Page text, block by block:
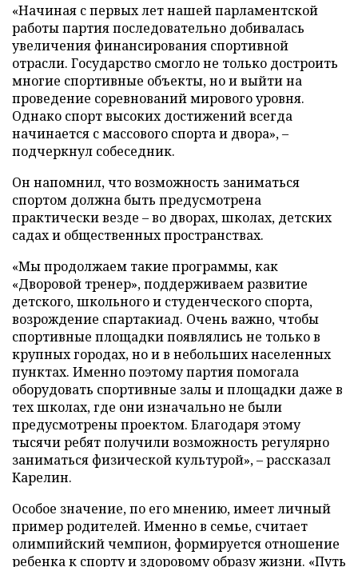
«Начиная с первых лет нашей парламентской
работы партия последовательно добивалась
увеличения финансирования спортивной
отрасли. Государство смогло не только достроить
многие спортивные объекты, но и выйти на
проведение соревнований мирового уровня.
Однако спорт высоких достижений всегда
начинается с массового спорта и двора», –
подчеркнул собеседник.
Он напомнил, что возможность заниматься
спортом должна быть предусмотрена
практически везде – во дворах, школах, детских
садах и общественных пространствах.
«Мы продолжаем такие программы, как
«Дворовой тренер», поддерживаем развитие
детского, школьного и студенческого спорта,
возрождение спартакиад. Очень важно, чтобы
спортивные площадки появлялись не только в
крупных городах, но и в небольших населенных
пунктах. Именно поэтому партия помогала
оборудовать спортивные залы и площадки даже в
тех школах, где они изначально не были
предусмотрены проектом. Благодаря этому
тысячи ребят получили возможность регулярно
заниматься физической культурой», – рассказал
Карелин.
Особое значение, по его мнению, имеет личный
пример родителей. Именно в семье, считает
олимпийский чемпион, формируется отношение
ребенка к спорту и здоровому образу жизни. «Путь